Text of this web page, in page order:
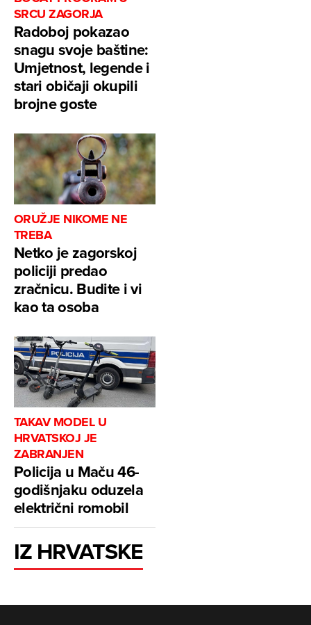
SRCU ZAGORJA
Radoboj pokazao
snagu svoje baštine:
Umjetnost, legende i
stari običaji okupili
brojne goste
ORUŽJE NIKOME NE
TREBA
Netko je zagorskoj
policiji predao
zračnicu. Budite i vi
kao ta osoba
TAKAV MODEL U
HRVATSKOJ JE
ZABRANJEN
Policija u Maču 46-
godišnjaku oduzela
električni romobil
IZ HRVATSKE